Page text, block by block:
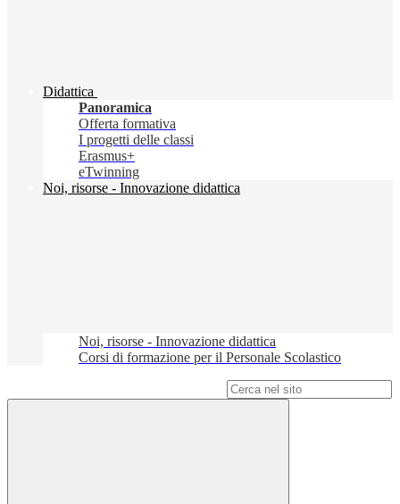
Didattica
Panoramica
Offerta formativa
I progetti delle classi
Erasmus+
eTwinning
Noi, risorse - Innovazione didattica
Noi, risorse - Innovazione didattica
Corsi di formazione per il Personale Scolastico